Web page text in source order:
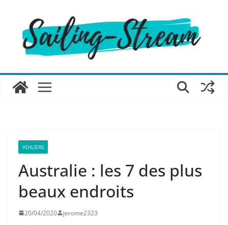
contenu
VOILIERS
Australie : les 7 des plus
beaux endroits
20/04/2020 jerome2323